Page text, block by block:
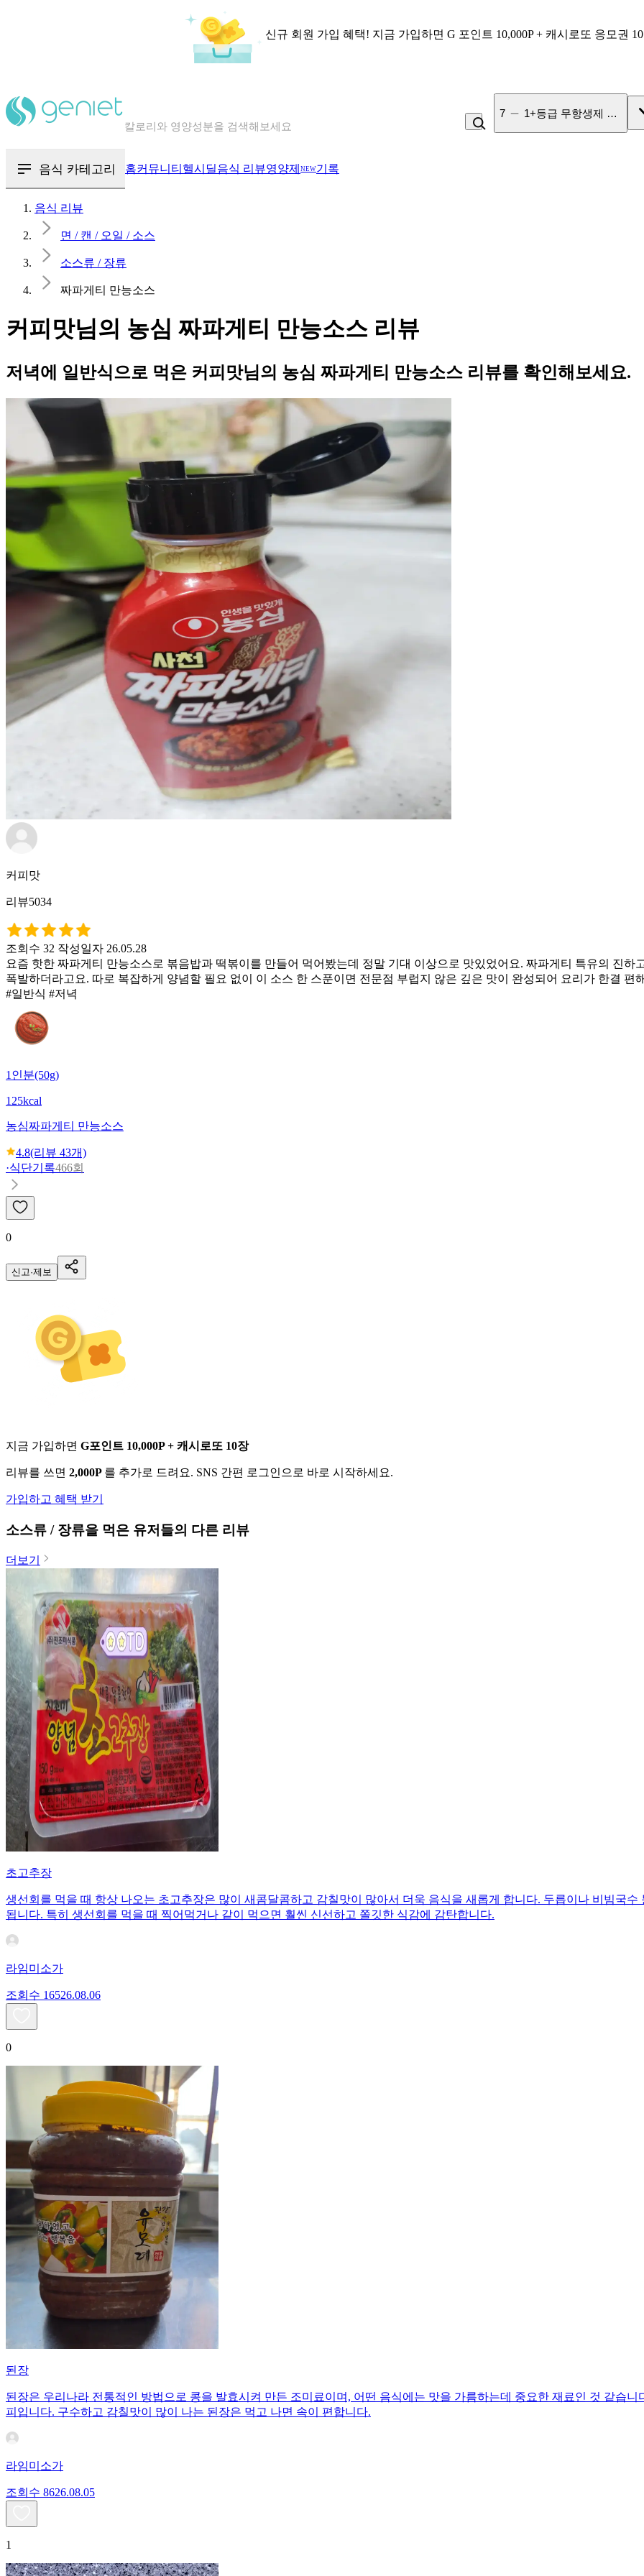
신규 회원 가입 혜택! 지금 가입하면 G 포인트 10,000P + 캐시로또 응모권
혈당 · 다이어트 음식 검색해보세요
7 1+등급 무항생제 특란
음식 카테고리 홈커뮤니티 헬시딜음식 리뷰영양제 NEW기록
음식 리뷰
면 / 캔 / 오일 / 소스
소스류 / 장류
짜파게티 만능소스
커피맛님의 농심 짜파게티 만능소스 리뷰
저녁에 일반식으로 먹은 커피맛님의 농심 짜파게티 만능소스 리뷰를 확인해보세요.
커피맛
리뷰5034
조회수 32 작성일자 26.05.28
요즘 핫한 짜파게티 만능소스로 볶음밥과 떡볶이를 만들어 먹어봤는데 정말 기대 이상으로 맛있었어요. 짜파게티 특유의 진하
폭발하더라고요. 따로 복잡하게 양념할 필요 없이 이 소스 한 스푼이면 전문점 부럽지 않은 깊은 맛이 완성되어 요리가 한결 편
#일반식 #저녁
1인분(50g)
125kcal
농심짜파게티 만능소스
4.8(리뷰 43개)
·식단기록466회
0
신고·제보
지금 가입하면 G포인트 10,000P + 캐시로또 10장
리뷰를 쓰면 2,000P 를 추가로 드려요. SNS 간편 로그인으로 바로 시작하세요.
가입하고 혜택 받기
소스류 / 장류을 먹은 유저들의 다른 리뷰
더보기
초고추장
생선회를 먹을 때 항상 나오는 초고추장은 많이 새콤달콤하고 감칠맛이 많아서 더욱 음식을 새롭게 합니다. 두릅이나 비빔국
됩니다. 특히 생선회를 먹을 때 찍어먹거나 같이 먹으면 훨씬 신선하고 쫄깃한 식감에 감탄합니다.
라임미소가
조회수 16526.08.06
0
된장
된장은 우리나라 전통적인 방법으로 콩을 발효시켜 만든 조미료이며, 어떤 음식에는 맛을 가름하는데 중요한 재료인 것 같습
피입니다. 구수하고 감칠맛이 많이 나는 된장은 먹고 나면 속이 편합니다.
라임미소가
조회수 8626.08.05
1